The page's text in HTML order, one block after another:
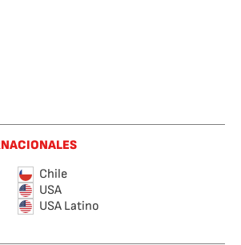
Chile
USA
USA Latino